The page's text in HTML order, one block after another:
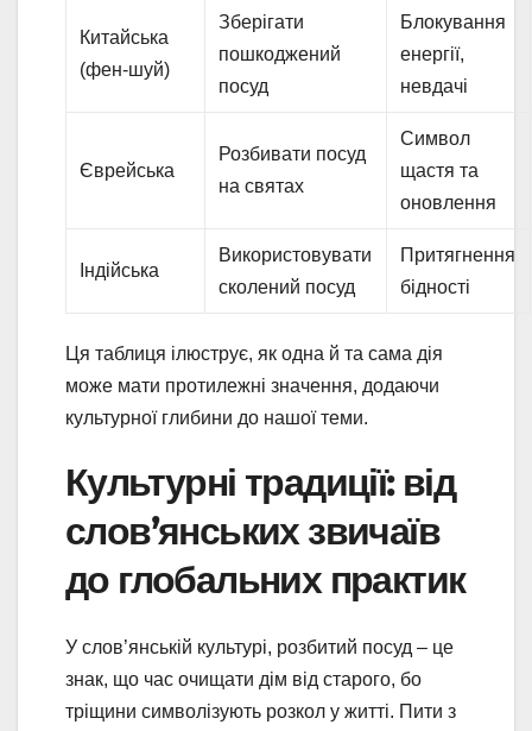
Китайська
(фен-шуй)
Зберігати
пошкоджений
посуд
Блокування
енергії,
невдачі
Єврейська
Розбивати посуд
на святах
Символ
щастя та
оновлення
Індійська
Використовувати
сколений посуд
Притягнення
бідності
Ця таблиця ілюструє, як одна й та сама дія
може мати протилежні значення, додаючи
культурної глибини до нашої теми.
Культурні традиції: від
слов’янських звичаїв
до глобальних практик
У слов’янській культурі, розбитий посуд – це
знак, що час очищати дім від старого, бо
тріщини символізують розкол у житті. Пити з